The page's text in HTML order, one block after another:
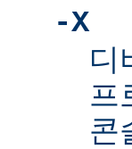
-X
디
프
콘